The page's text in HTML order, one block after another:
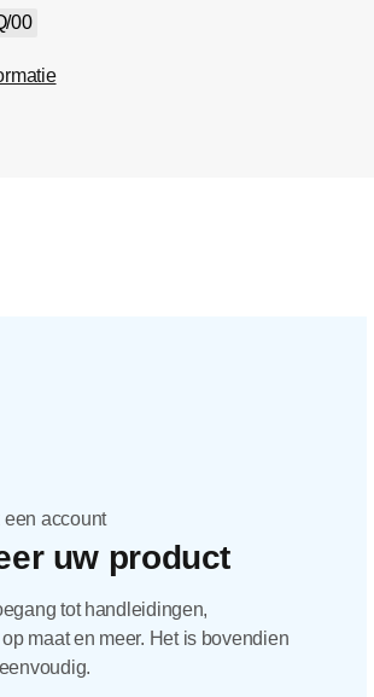
00
een account
uw product
tot handleidingen,
maat en meer. Het is bovendien